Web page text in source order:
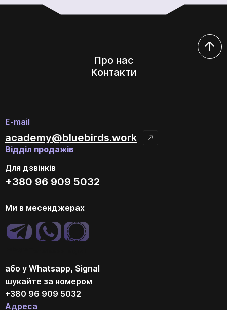
Про нас
Контакти
E-mail
academy@bluebirds.work
Відділ продажів
Для дзвінків
+380 96 909 5032
Ми в месенджерах
або у Whatsapp, Signal
шукайте за номером
+380 96 909 5032
Адреса